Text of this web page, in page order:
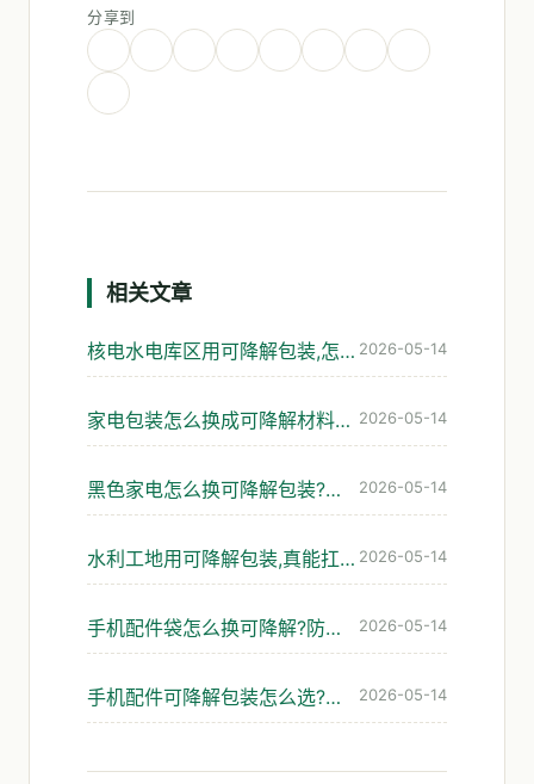
分享到
相关文章
核电水电库区用可降解包装,怎么选才扛得住高湿强碱 2026-05-14
家电包装怎么换成可降解材料?缓冲、防潮、防静电三关怎么过 2026-05-14
黑色家电怎么换可降解包装?防静电与缓冲这关怎么过 2026-05-14
水利工地用可降解包装,真能扛住强碱和泡水吗 2026-05-14
手机配件袋怎么换可降解?防静电与防潮这两关最难过 2026-05-14
手机配件可降解包装怎么选?防静电与防潮的平衡 2026-05-14